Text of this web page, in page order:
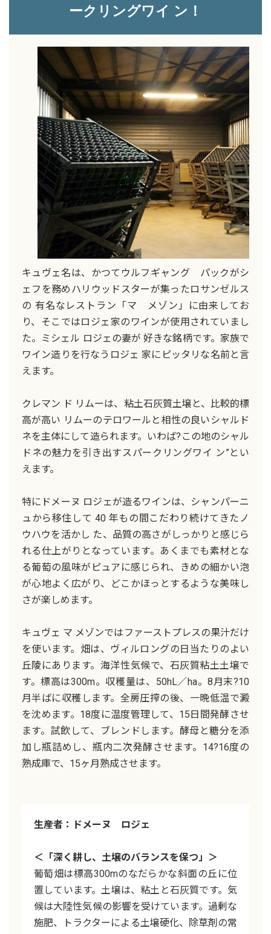
ークリングワイ ン！
キュヴェ名は、かつてウルフギャング パックがシ
ェフを務めハリウッドスターが集ったロサンゼルス
の 有名なレストラン「マ メゾン」に由来してお
り、そこではロジェ家のワインが使用されていまし
た。ミシェル ロジェの妻が 好きな銘柄です。家族で
ワイン造りを行なうロジェ 家にピッタリな名前と言
えます。
クレマン ド リムーは、粘土石灰質土壌と、比較的標
高が高い リムーのテロワールと相性の良いシャルド
ネを主体にして造られます。いわば?この地のシャル
ドネの魅力を引き出すスパークリングワイ ン”とい
えます。
特にドメーヌ ロジェが造るワインは、シャンパーニ
ュから移住して 40 年もの間こだわり続けてきたノ
ウハウを活かし た、品質の高さがしっかりと感じら
れる仕上がりとなっています。あくまでも素材とな
る葡萄の風味がピュアに感じられ、きめの細かい泡
が心地よく広がり、どこかほっとするような美味し
さが楽しめます。
キュヴェ マ メゾンではファーストプレスの果汁だけ
を使います。畑は、ヴィルロングの日当たりのよい
丘陵にあります。海洋性気候で、石灰質粘土土壌で
す。標高は300m。収穫量は、50hL／ha。8月末?10
月半ばに収穫します。全房圧搾の後、一晩低温で澱
を沈めます。18度に温度管理して、15日間発酵させ
ます。試飲して、ブレンドします。酵母と糖分を添
加し瓶詰めし、瓶内二次発酵させます。14?16度の
熟成庫で、15ヶ月熟成させます。
生産者：ドメーヌ ロジェ
＜「深く耕し、土壌のバランスを保つ」＞
葡萄畑は標高300mのなだらかな斜面の丘に位
置しています。土壌は、粘土と石灰質です。気
候は大陸性気候の影響を受けています。過剰な
施肥、トラクターによる土壌硬化、除草剤の常